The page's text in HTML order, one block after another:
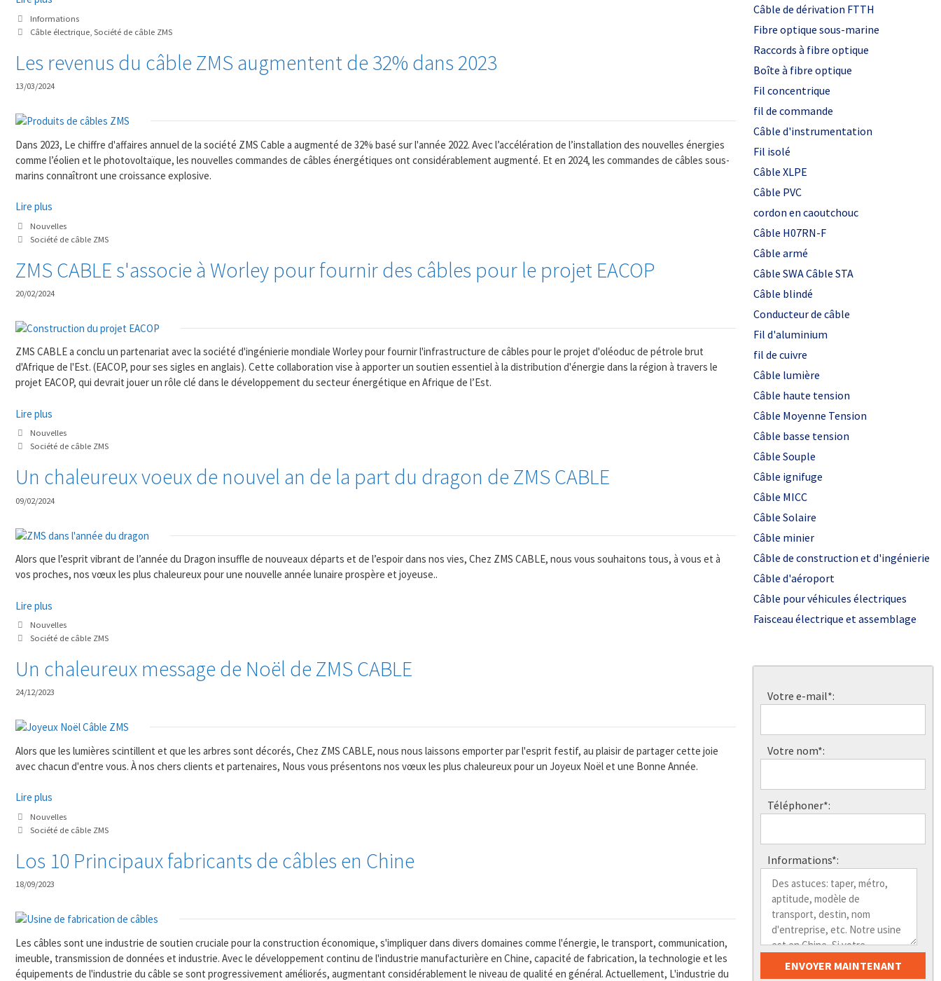
Catégories
Informations
Mots
Câble électrique, Société de câble ZMS
Les revenus du câble ZMS augmentent de 32% dans 2023
13/03/2024
Dans 2023, Le chiffre d'affaires annuel de la société ZMS Cable a augmenté de 32% basé sur l'année 2022. Avec l’accélération de l’installation des nouvelles énergies
comme l’éolien et le photovoltaïque, les nouvelles commandes de câbles énergétiques ont considérablement augmenté. Et en 2024, les commandes de câbles sous-
marins connaîtront une croissance explosive.
Lire plus
Catégories
Nouvelles
Mots
Société de câble ZMS
ZMS CABLE s'associe à Worley pour fournir des câbles pour le projet EACOP
20/02/2024
ZMS CABLE a conclu un partenariat avec la société d'ingénierie mondiale Worley pour fournir l'infrastructure de câbles pour le projet d'oléoduc de pétrole brut
d'Afrique de l'Est. (EACOP, pour ses sigles en anglais). Cette collaboration vise à apporter un soutien essentiel à la distribution d'énergie dans la région à travers le
projet EACOP, qui devrait jouer un rôle clé dans le développement du secteur énergétique en Afrique de l’Est.
Lire plus
Catégories
Nouvelles
Mots
Société de câble ZMS
Un chaleureux voeux de nouvel an de la part du dragon de ZMS CABLE
09/02/2024
Alors que l’esprit vibrant de l’année du Dragon insuffle de nouveaux départs et de l’espoir dans nos vies, Chez ZMS CABLE, nous vous souhaitons tous, à vous et à
vos proches, nos vœux les plus chaleureux pour une nouvelle année lunaire prospère et joyeuse..
Lire plus
Catégories
Nouvelles
Mots
Société de câble ZMS
Un chaleureux message de Noël de ZMS CABLE
24/12/2023
Alors que les lumières scintillent et que les arbres sont décorés, Chez ZMS CABLE, nous nous laissons emporter par l'esprit festif, au plaisir de partager cette joie
avec chacun d'entre vous. À nos chers clients et partenaires, Nous vous présentons nos vœux les plus chaleureux pour un Joyeux Noël et une Bonne Année.
Lire plus
Catégories
Nouvelles
Mots
Société de câble ZMS
Los 10 Principaux fabricants de câbles en Chine
18/09/2023
Les câbles sont une industrie de soutien cruciale pour la construction économique, s'impliquer dans divers domaines comme l'énergie, le transport, communication,
imeuble, transmission de données et industrie. Avec le développement continu de l'industrie manufacturière en Chine, capacité de fabrication, la technologie et les
équipements de l'industrie du câble se sont progressivement améliorés, augmentant considérablement le niveau de qualité en général. Actuellement, L'industrie du
Câble de dérivation FTTH
Fibre optique sous-marine
Raccords à fibre optique
Boîte à fibre optique
Fil concentrique
fil de commande
Câble d'instrumentation
Fil isolé
Câble XLPE
Câble PVC
cordon en caoutchouc
Câble H07RN-F
Câble armé
Câble SWA Câble STA
Câble blindé
Conducteur de câble
Fil d'aluminium
fil de cuivre
Câble lumière
Câble haute tension
Câble Moyenne Tension
Câble basse tension
Câble Souple
Câble ignifuge
Câble MICC
Câble Solaire
Câble minier
Câble de construction et d'ingénierie
Câble d'aéroport
Câble pour véhicules électriques
Faisceau électrique et assemblage
Votre e-mail*:
Votre nom*:
Téléphoner*:
Informations*: